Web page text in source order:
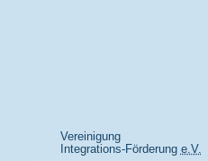
Vereinigung
Integrations-Förderung e.V.